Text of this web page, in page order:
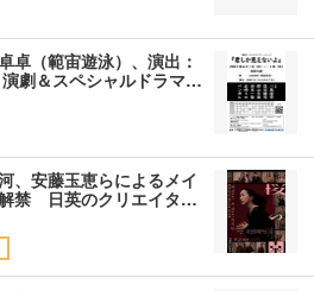
（範宙遊泳）、演出：
劇＆スペシャルドラマ…
、安藤玉恵らによるメイ
禁 日英のクリエイタ…